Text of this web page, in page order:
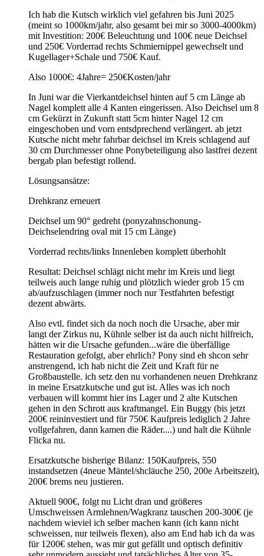
Ich hab die Kutsch wirklich viel gefahren bis Juni 2025
(meint so 1000km/jahr, also gesamt bei mir so 3000-4000km)
mit Investition: 200€ Beleuchtung und 100€ neue Deichsel
und 250€ Vorderrad rechts Schmiernippel gewechselt und
Kugellager+Schale und 750€ Kauf.
Also 1000€: 4Jahre= 250€Kosten/jahr
In Juni war die Vierkantdeichsel hinten auf 5 cm Länge ab
Nagel komplett alle 4 Kanten eingerissen. Also Deichsel um 8
cm Gekürzt in Zukunft statt 5cm hinter Nagel 12 cm
eingeschoben und vorn entsdprechend verlängert. ab jetzt
Kutsche nicht mehr fahrbar deichsel im Kreis schlagend auf
30 cm Durchmesser ohne Ponybeteiligung also lastfrei dezent
bergab plan befestigt rollend.
Lösungsansätze:
Drehkranz erneuert
Deichsel um 90° gedreht (ponyzahnschonung-
Deichselendring oval mit 15 cm Länge)
Vorderrad rechts/links Innenleben komplett überhohlt
Resultat: Deichsel schlägt nicht mehr im Kreis und liegt
teilweis auch lange ruhig und plötzlich wieder grob 15 cm
ab/aufzuschlagen (immer noch nur Testfahrten befestigt
dezent abwärts.
Also evtl. findet sich da noch noch die Ursache, aber mir
langt der Zirkus nu, Kühnle selber ist da auch nicht hilfreich,
hätten wir die Ursache gefunden...wäre die überfällige
Restauration gefolgt, aber ehrlich? Pony sind eh shcon sehr
anstrengend, ich hab nicht die Zeit und Kraft für ne
Großbaustelle. ich setz den nu vorhandenen neuen Drehkranz
in meine Ersatzkutsche und gut ist. Alles was ich noch
verbauen will kommt hier ins Lager und 2 alte Kutschen
gehen in den Schrott aus kraftmangel. Ein Buggy (bis jetzt
200€ reininvestiert und für 750€ Kaufpreis lediglich 2 Jahre
vollgefahren, dann kamen die Räder....) und halt die Kühnle
Flicka nu.
Ersatzkutsche bisherige Bilanz: 150Kaufpreis, 550
instandsetzen (4neue Mäntel/shcläuche 250, 200e Arbeitszeit),
200€ brems neu justieren.
Aktuell 900€, folgt nu Licht dran und größeres
Umschweissen Armlehnen/Wagkranz tauschen 200-300€ (je
nachdem wieviel ich selber machen kann (ich kann nicht
schweissen, nur teilweis flexen), also am End hab ich da was
für 1200€ stehen, was mir gut gefällt und optisch definitiv